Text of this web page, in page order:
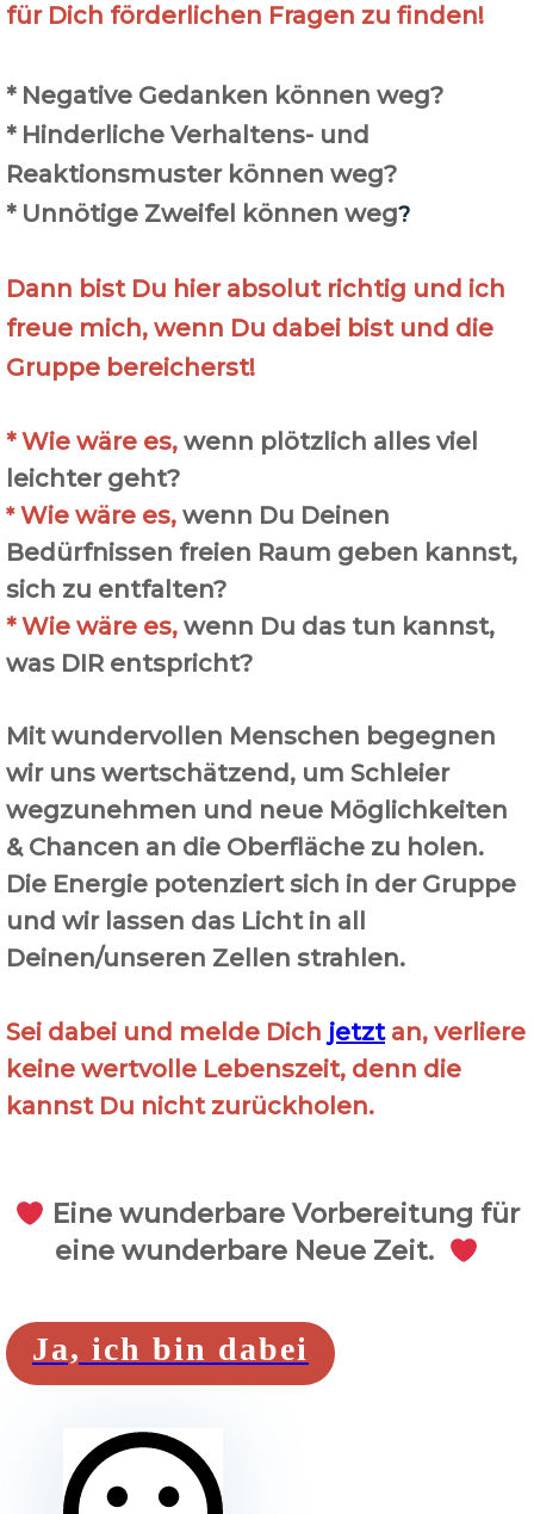
für Dich förderlichen Fragen zu finden!
* Negative Gedanken können weg?
* Hinderliche Verhaltens- und
Reaktionsmuster können weg?
* Unnötige Zweifel können weg?
Dann bist Du hier absolut richtig und ich
freue mich, wenn Du dabei bist und die
Gruppe bereicherst!
* Wie wäre es, wenn plötzlich alles viel
leichter geht?
*Wie wäre es, wenn Du Deinen
Bedürfnissen freien Raum geben kannst,
sich zu entfalten?
*Wie wäre es, wenn Du das tun kannst,
was DIR entspricht?
Mit wundervollen Menschen begegnen
wir uns wertschätzend, um Schleier
wegzunehmen und neue Möglichkeiten
& Chancen an die Oberfläche zu holen.
Die Energie potenziert sich in der Gruppe
und wir lassen das Licht in all
Deinen/unseren Zellen strahlen.
Sei dabei und melde Dich jetztan, verliere
keine wertvolle Lebenszeit, denn die
kannst Du nicht zurückholen.
Eine wunderbare Vorbereitung für
eine wunderbare Neue Zeit.
Ja, ich bin dabei